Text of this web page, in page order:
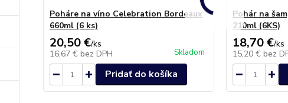
Poháre na víno Celebration Bordeaux
660ml (6 ks)
20,50 €/ks
16,67 € bez DPH Skladom
Pridať do košíka
Pohár na
210ml (6KS)
18,70 €/ks
15,20 € bez